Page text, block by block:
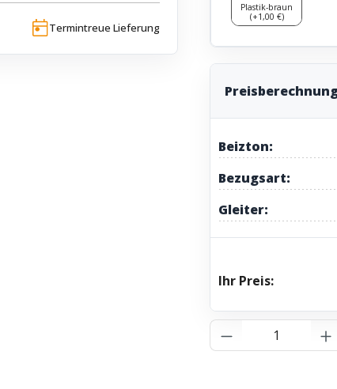
Plastik-braun
(+1,00 €)
Beizton:
Bezugsart:
Gleiter:
Ihr Preis:
Produkt
Termintreue Lieferung